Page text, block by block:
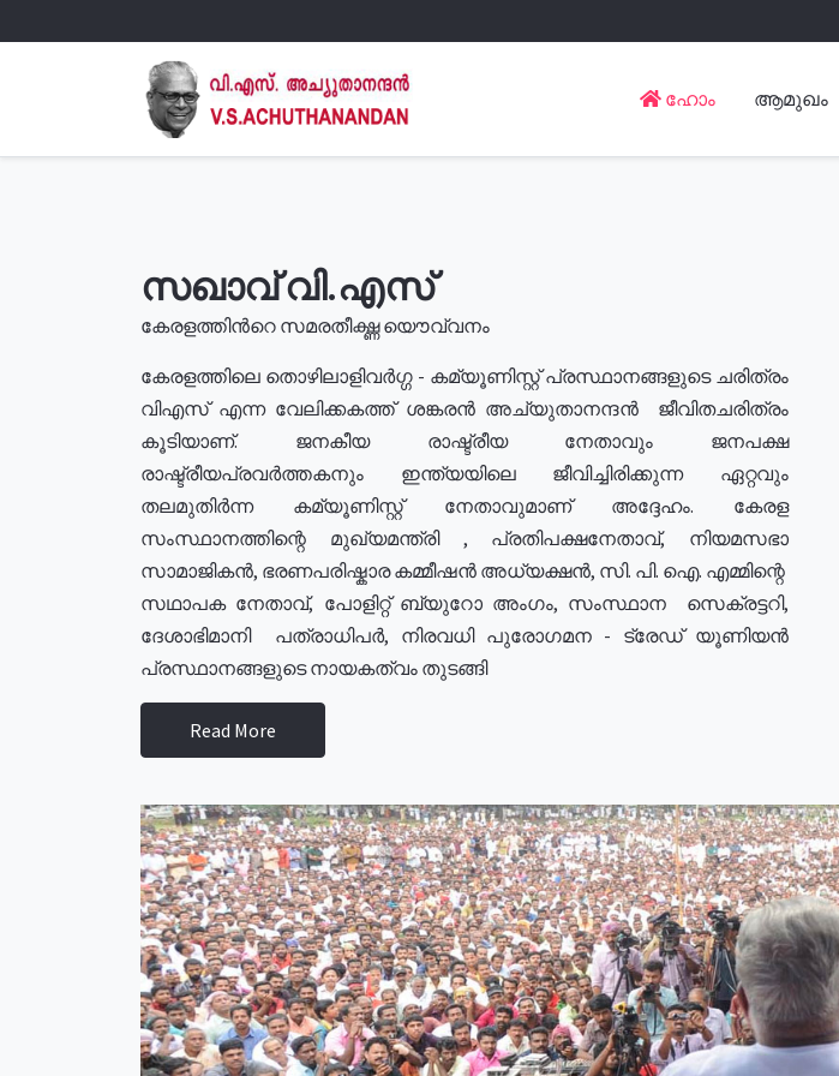
ഹോം ആമുഖം
സഖാവ് വി.എസ്
കേരളത്തിൻറെ സമരതീക്ഷ്ണ യൌവ്വനം
കേരളത്തിലെ തൊഴിലാളിവർഗ്ഗ - കമ്യൂണിസ്റ്റ് പ്രസ്ഥാനങ്ങളുടെ ചരിത്രം
വിഎസ് എന്ന വേലിക്കകത്ത് ശങ്കരൻ അച്യുതാനന്ദൻ ജീവിതചരിത്രം
കൂടിയാണ്. ജനകീയ രാഷ്ട്രീയ നേതാവും ജനപക്ഷ
രാഷ്ട്രീയപ്രവർത്തകനും ഇന്ത്യയിലെ ജീവിച്ചിരിക്കുന്ന ഏറ്റവും
തലമുതിർന്ന കമ്യൂണിസ്റ്റ് നേതാവുമാണ് അദ്ദേഹം. കേരള
സംസ്ഥാനത്തിന്റെ മുഖ്യമന്ത്രി , പ്രതിപക്ഷനേതാവ്, നിയമസഭാ
സാമാജികൻ, ഭരണപരിഷ്കാര കമ്മീഷൻ അധ്യക്ഷൻ, സി. പി. ഐ. എമ്മിന്റെ
സഥാപക നേതാവ്, പോളിറ്റ് ബ്യുറോ അംഗം, സംസ്ഥാന സെക്രട്ടറി,
ദേശാഭിമാനി പത്രാധിപർ, നിരവധി പുരോഗമന - ട്രേഡ് യൂണിയൻ
പ്രസ്ഥാനങ്ങളുടെ നായകത്വം തുടങ്ങി
Read More